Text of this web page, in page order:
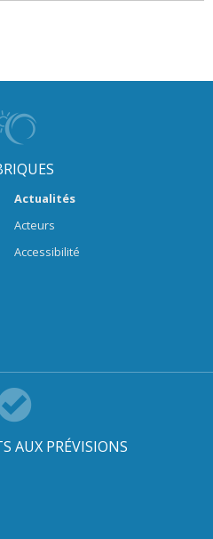
Actualités
Acteurs
Accessibilité
AUX PRÉVISIONS